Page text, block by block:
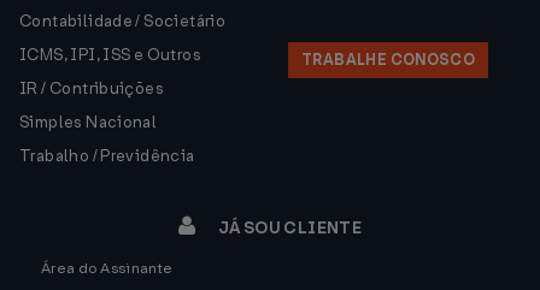
Contabilidade / Societário
ICMS, IPI, ISS e Outros
IR / Contribuições
Simples Nacional
Trabalho / Previdência
TRABALHE CONOSCO
JÁ SOU CLIENTE
Área do Assinante